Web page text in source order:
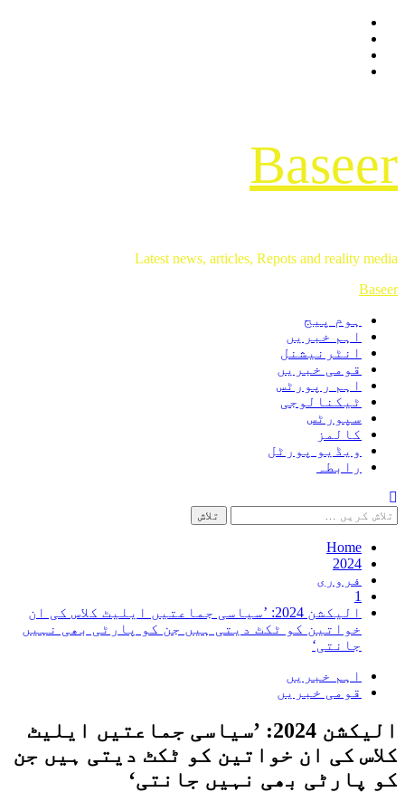
Skip
content
Baseer
Latest news, articles, Repots and reality media
Primary
Baseer
ہوم پیج
اہم خبریں
انٹرنیشنل
قومی خبریں
اہم رپورٹس
ٹیکنالوجی
سپورٹس
کالمز
ویڈیو پورٹل
رابطہ
تلاش
کریں
برائے:Home
2024
فروری
1
الیکشن 2024: ’سیاسی جماعتیں ایلیٹ کلاس کی ان
خواتین کو ٹکٹ دیتی ہیں جن کو پارٹی بھی نہیں
جانتی‘
اہم خبریں
قومی خبریں
الیکشن 2024: ’سیاسی جماعتیں ایلیٹ
کلاس کی ان خواتین کو ٹکٹ دیتی ہیں جن
کو پارٹی بھی نہیں جانتی‘